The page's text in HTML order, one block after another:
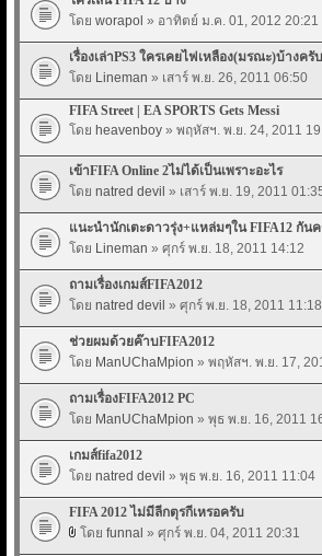
โดย worapol » อาทิตย์ ม.ค. 01, 2012 20:21
เรื่องเล่าPS3 ใครเคยไฟเหลือง(มรณะ)บ้างครับ
โดย Lineman » เสาร์ พ.ย. 26, 2011 06:50
FIFA Street | EA SPORTS Gets Messi
โดย heavenboy » พฤหัสฯ. พ.ย. 24, 2011
เข้าFIFA Online 2ไม่ได้เป็นเพราะอะไร
โดย natred devil » เสาร์ พ.ย. 19, 2011
แนะนำนักเตะดาวรุ่ง+แหล่มๆใน FIFA12 กัน
โดย Lineman » ศุกร์ พ.ย. 18, 2011 14:12
ถามเรื่องเกมส์FIFA2012
โดย natred devil » ศุกร์ พ.ย. 18, 2011 11:18
ช่วยผมด้วยค๊าบFIFA2012
โดย ManUChaMpion » พฤหัสฯ. พ.ย. 17,
ถามเรื่องFIFA2012 PC
โดย ManUChaMpion » พุธ พ.ย. 16, 2011
เกมส์fifa2012
โดย natred devil » พุธ พ.ย. 16, 2011 11:04
FIFA 2012 ไม่มีลีกตุรกีเหรอครับ
โดย funnal » ศุกร์ พ.ย. 04, 2011 20:31